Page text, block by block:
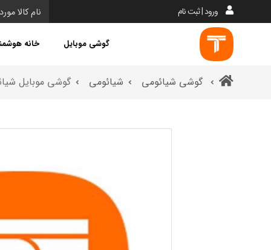
ورود | ثبت نام
گوشی موبایل خانه
گوشی شیائومی شیائومی گوشی موبایل شیائومی 13 اس - ظرفیت 256-